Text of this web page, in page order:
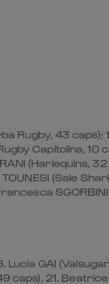
Rugby, 43 caps);
Capitolina, 10
(Harlequins,
(Sale
⁠Lucia GAI
caps), 21.⁠